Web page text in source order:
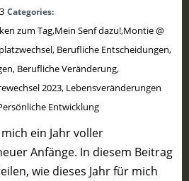
Categories:
zum Tag,Mein Senf dazu!,Montie @
, Berufliche Entscheidungen,
, Berufliche Veränderung,
2023, Lebensveränderungen
Entwicklung
ein Jahr voller
Anfänge. In diesem Beitrag
wie dieses Jahr für mich